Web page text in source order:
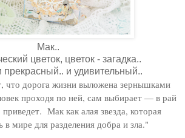
Мак..
цветок, цветок - загадка..
прекрасный.. и удивительный..
что дорога жизни выложена зернышками
проходя по ней, сам выбирает — в рай
приведет. Мак как алая звезда, которая
в мире для разделения добра и зла."